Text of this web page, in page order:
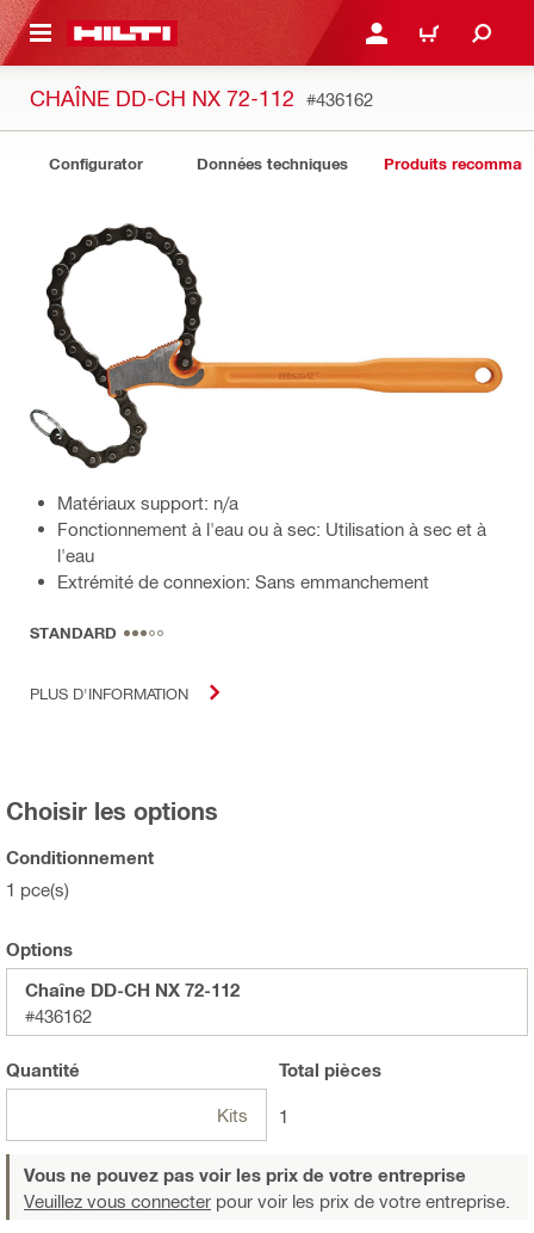
SE CONNECTER OU
PANIER
CHAÎNE DD-CH NX 72-112 #436162
Configurator Données techniques Produits
Matériaux support: n/a
Fonctionnement à l'eau ou à sec: Utilisation à sec et à
l'eau
Extrémité de connexion: Sans emmanchement
STANDARD
PLUS D'INFORMATION
Choisir les options
Conditionnement
1 pce(s)
Options
Chaîne DD-CH NX 72-112
#436162
Quantité
Kits
Total pièces
1
Vous ne pouvez pas voir les prix de votre entreprise
Veuillez vous connecter pour voir les prix de votre entreprise.